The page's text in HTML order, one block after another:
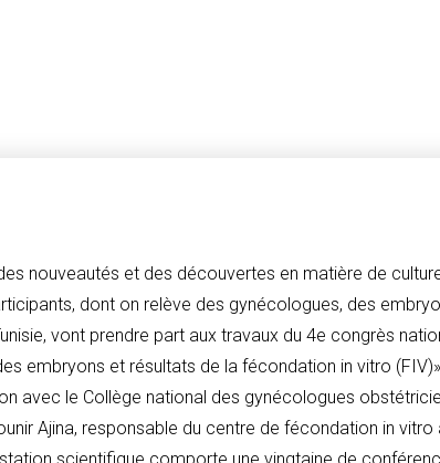
nouveautés et des découvertes en matière de
dont on relève des gynécologues, des
vont prendre part aux travaux du 4e congrès
embryons et résultats de la fécondation in vitro
avec le Collège national des gynécologues
Ajina, responsable du centre de fécondation in vitro